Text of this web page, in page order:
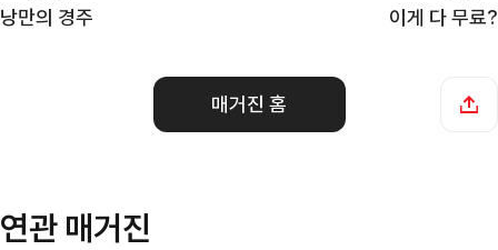
낭만의 경주
이게 다 무료?
매거진 홈
연관 매거진